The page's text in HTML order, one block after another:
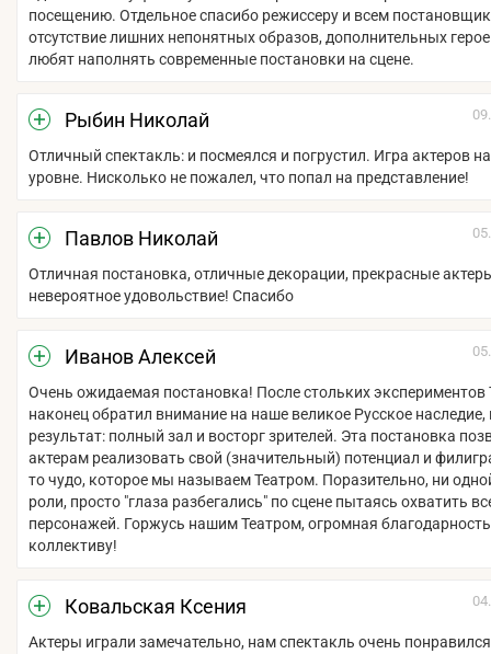
посещению. Отдельное спасибо режиссеру и всем
отсутствие лишних непонятных образов, дополнительных
любят наполнять современные постановки на сцене.
Рыбин Николай
Отличный спектакль: и посмеялся и погрустил. Игра актеров
уровне. Нисколько не пожалел, что попал на представление!
Павлов Николай
Отличная постановка, отличные декорации, прекрасные
невероятное удовольствие! Спасибо
Иванов Алексей
Очень ожидаемая постановка! После стольких экспериментов
наконец обратил внимание на наше великое Русское наследие,
результат: полный зал и восторг зрителей. Эта постановка
актерам реализовать свой (значительный) потенциал и
то чудо, которое мы называем Театром. Поразительно, ни
роли, просто "глаза разбегались" по сцене пытаясь охватить
персонажей. Горжусь нашим Театром, огромная
коллективу!
Ковальская Ксения
Актеры играли замечательно, нам спектакль очень